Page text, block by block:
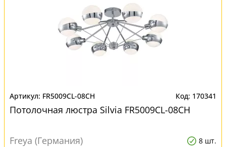
FR5009CL-08CH 170341
Потолочная люстра Silvia FR5009CL-08CH
Freya (Германия) 8 шт.